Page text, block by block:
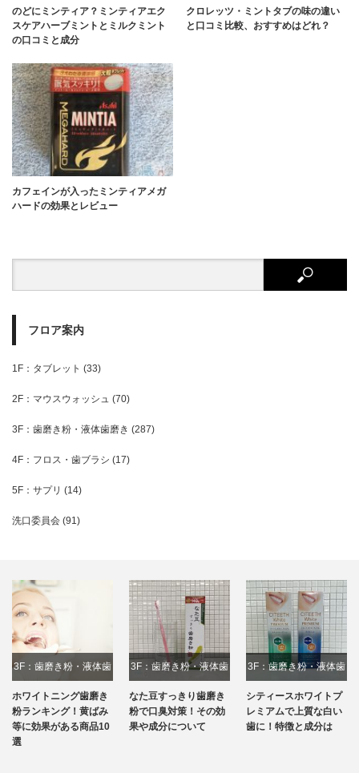
のどにミンティア？ミンティアエク
スケアハーブミントとミルクミント
の口コミと成分
クロレッツ・ミントタブの味の違い
と口コミ比較、おすすめはどれ？
カフェインが入ったミンティアメガ
ハードの効果とレビュー
フロア案内
1F：タブレット (33)
2F：マウスウォッシュ (70)
3F：歯磨き粉・液体歯磨き (287)
4F：フロス・歯ブラシ (17)
5F：サプリ (14)
洗口委員会 (91)
磨き粉・液体歯
磨き
トニング歯磨き
キング！黄ばみ
果がある商品10
3F：歯磨き粉・液体歯
磨き
なた豆すっきり歯磨き
粉で口臭対策！その効
果や成分について
3F：歯磨き粉・液体歯
磨き
シティースホワイトプ
レミアムで上質な白い
歯に！特徴と成分は
2F：
お口
スケ
ァム